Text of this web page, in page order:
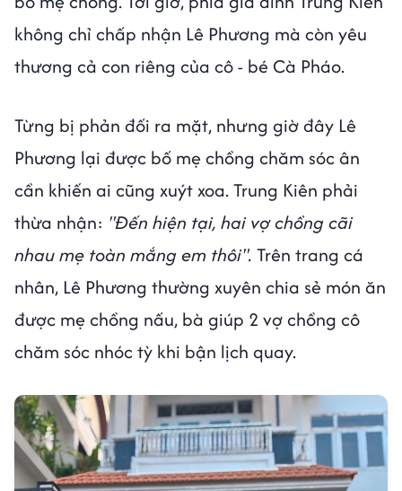
không chỉ chấp nhận Lê Phương mà còn yêu
thương cả con riêng của cô - bé Cà Pháo.
Từng bị phản đối ra mặt, nhưng giờ đây Lê
Phương lại được bố mẹ chồng chăm sóc ân
cần khiến ai cũng xuýt xoa. Trung Kiên phải
thừa nhận: "Đến hiện tại, hai vợ chồng cãi
nhau mẹ toàn mắng em thôi". Trên trang cá
nhân, Lê Phương thường xuyên chia sẻ món ăn
được mẹ chồng nấu, bà giúp 2 vợ chồng cô
chăm sóc nhóc tỳ khi bận lịch quay.